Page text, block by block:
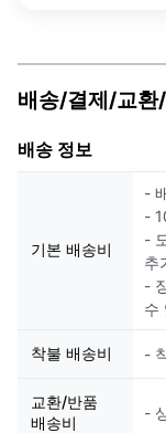
배송/결제/교환
배송 정보
기본 배송비
-
-
-
추
-
수
착불 배송비 -
교환/반품
배송비
-